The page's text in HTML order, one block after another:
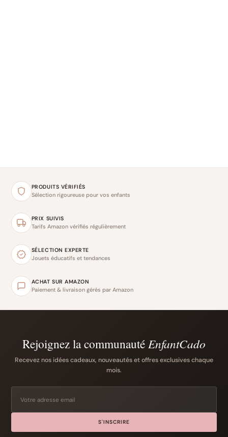
PRODUITS VÉRIFIÉS
Sélection rigoureuse pour vos enfants
PRIX SUIVIS
Tarifs Amazon vérifiés régulièrement
SÉLECTION EXPERTE
Jouets éducatifs et tendances
ACHAT SUR AMAZON
Paiement & livraison gérés par Amazon
Rejoignez la communauté EnfantCado
Recevez nos idées cadeaux, nouveautés et offres exclusives chaque
mois.
S'INSCRIRE